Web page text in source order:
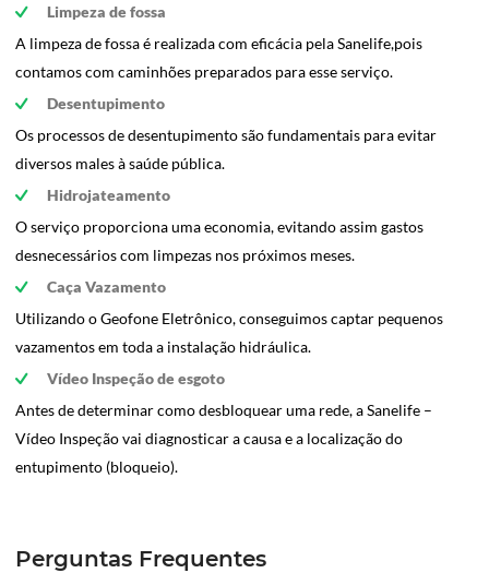
Limpeza de fossa
A limpeza de fossa é realizada com eficácia pela Sanelife,pois
contamos com caminhões preparados para esse serviço.
Desentupimento
Os processos de desentupimento são fundamentais para evitar
diversos males à saúde pública.
Hidrojateamento
O serviço proporciona uma economia, evitando assim gastos
desnecessários com limpezas nos próximos meses.
Caça Vazamento
Utilizando o Geofone Eletrônico, conseguimos captar pequenos
vazamentos em toda a instalação hidráulica.
Vídeo Inspeção de esgoto
Antes de determinar como desbloquear uma rede, a Sanelife –
Vídeo Inspeção vai diagnosticar a causa e a localização do
entupimento (bloqueio).
Perguntas Frequentes